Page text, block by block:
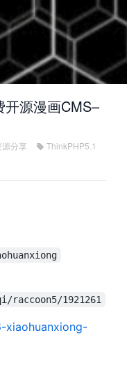
源漫画CMS–
源分享
ThinkPHP5.1
1921261
xiaohuanxiong-